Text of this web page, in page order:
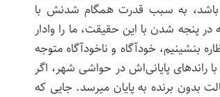
باشد، به سبب قدرت همگام شدنش با
پنجه شدن با این حقیقت، ما را وادار
بنشینیم، خودآگاه و ناخودآگاه متوجه
راندهای پایانی‌اش در حواشی شهر، اگر
بدون برنده به پایان میرسد. جایی که